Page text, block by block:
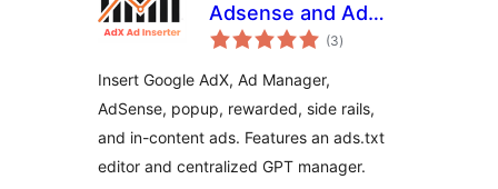
Adsense and Ad
Manager Ads
(3wszystkich
ocen
)
Insert Google AdX, Ad Manager,
AdSense, popup, rewarded, side rails,
and in-content ads. Features an ads.txt
editor and centralized GPT manager.